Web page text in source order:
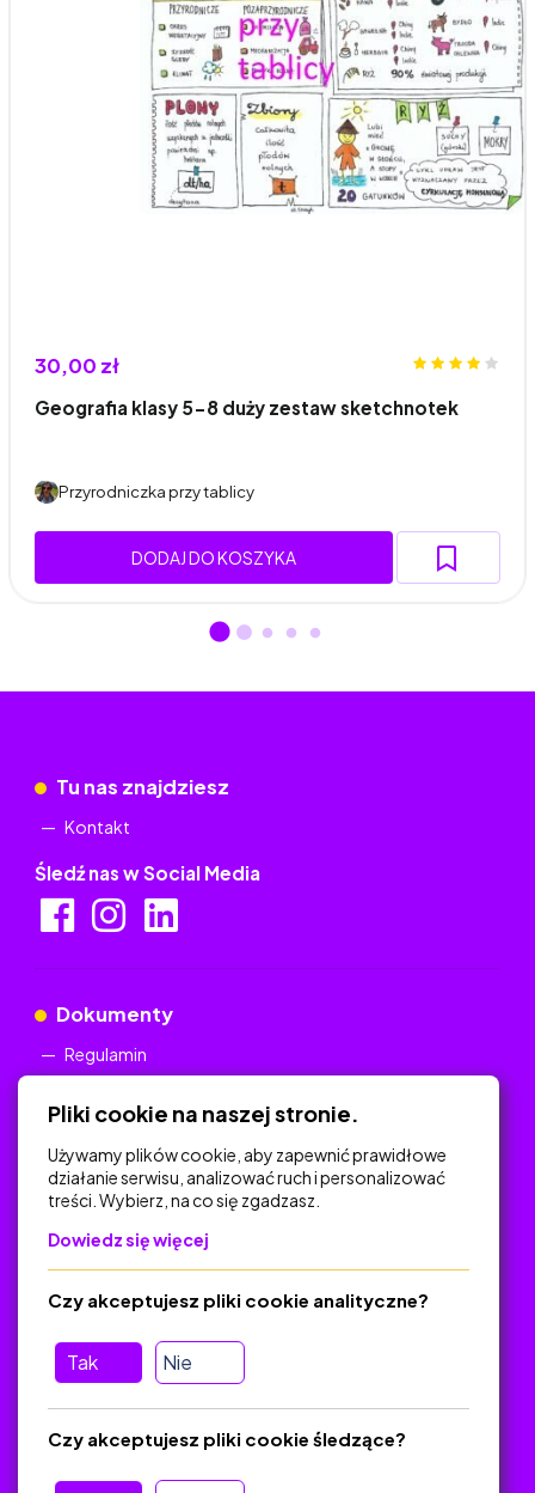
30,00 zł
Geografia klasy 5-8 duży zestaw sketchnotek
Przyrodniczka przy tablicy
DODAJ DO KOSZYKA
Tu nas znajdziesz
Kontakt
Śledź nas w Social Media
Dokumenty
Regulamin
Na skróty
Polityka Prywatności
O platformie
Baza materiałów dydaktycznych
Jak zostać autorem
Pliki cookie na naszej stronie.
Używamy plików cookie, aby zapewnić prawidłowe
działanie serwisu, analizować ruch i personalizować
treści. Wybierz, na co się zgadzasz.
Dowiedz się więcej
Tak Nie
Czy akceptujesz pliki cookie analityczne?
Czy akceptujesz pliki cookie śledzące?